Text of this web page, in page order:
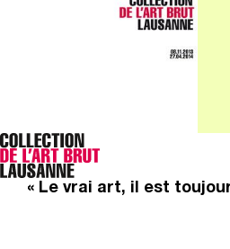
« Le vrai art, il est